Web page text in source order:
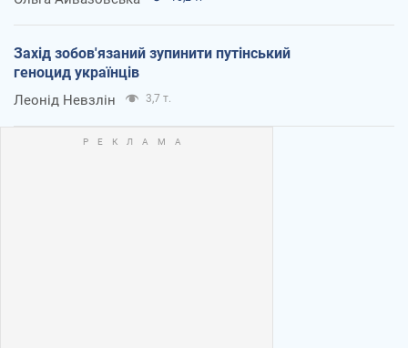
Захід зобов'язаний зупинити путінський
геноцид українців
Леонід Невзлін 3,7 т.